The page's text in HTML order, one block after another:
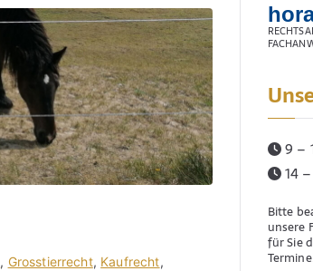
, Grosstierrecht, Kaufrecht,
9 –
14
Bitte
unsere
für Sie